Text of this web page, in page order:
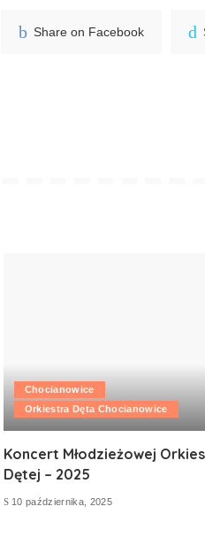
Share on Facebook
Chocianowice
Orkiestra Dęta Chocianowice
Koncert Młodzieżowej
Dętej – 2025
10 października, 2025